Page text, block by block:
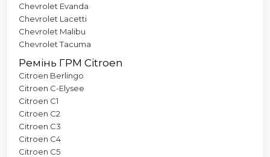
Chevrolet Evanda
Chevrolet Lacetti
Chevrolet Malibu
Chevrolet Tacuma
Ремінь ГРМ Citroen
Citroen Berlingo
Citroen C-Elysee
Citroen C1
Citroen C2
Citroen C3
Citroen C4
Citroen C5